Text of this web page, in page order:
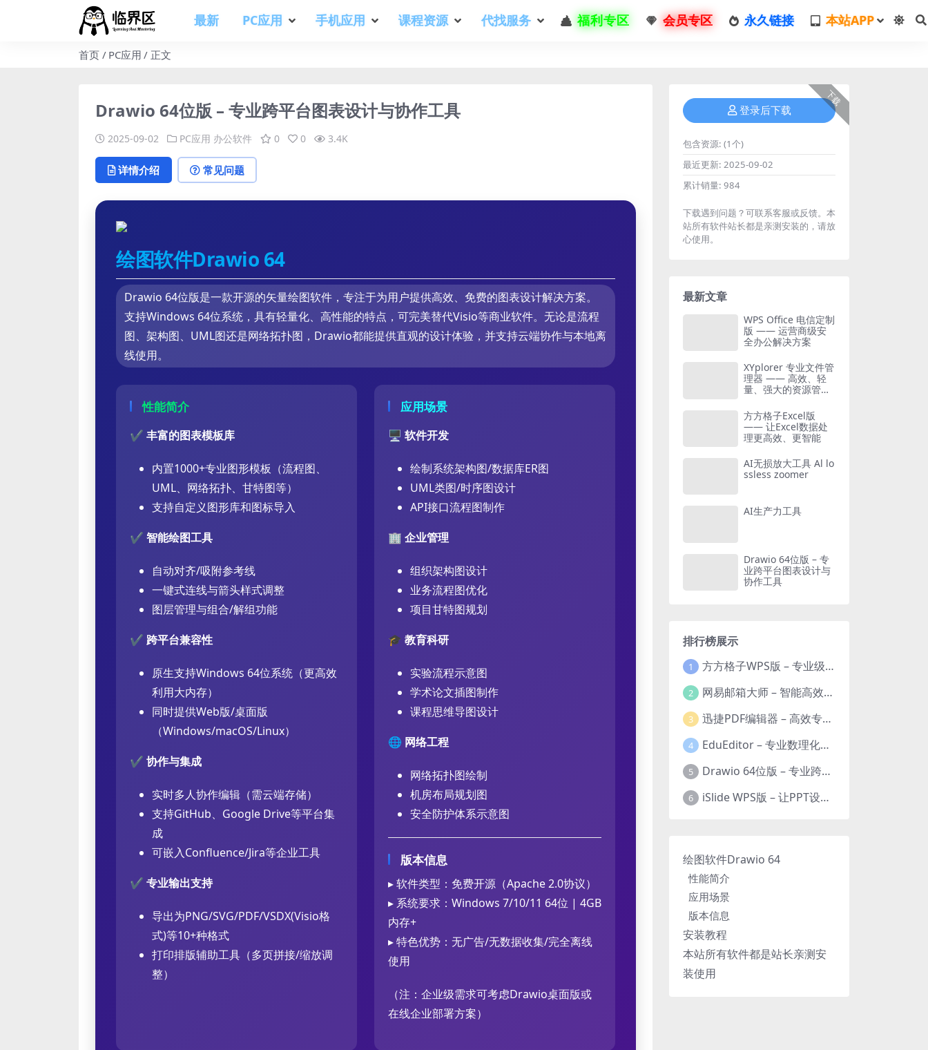
最新 PC应用 手机应用 课程资源 代找服务 福利专区 会员专区 永久链接 本站APP
首页 PC应用 正文
Drawio 64位版 – 专业跨平台图表设计与协作工具
2025-09-02 PC应用 办公软件 0 0 3.4K
详情介绍 常见问题
绘图软件Drawio 64
Drawio 64位版是一款开源的矢量绘图软件，专注于为用户提供高效、免费的图表设计解决方案。
支持Windows 64位系统，具有轻量化、高性能的特点，可完美替代Visio等商业软件。无论是流程
图、架构图、UML图还是网络拓扑图，Drawio都能提供直观的设计体验，并支持云端协作与本地离
线使用。
性能简介
✔ 丰富的图表模板库
内置1000+专业图形模板（流程图、
UML、网络拓扑、甘特图等）
支持自定义图形库和图标导入
✔ 智能绘图工具
自动对齐/吸附参考线
一键式连线与箭头样式调整
图层管理与组合/解组功能
✔ 跨平台兼容性
原生支持Windows 64位系统（更高效
利用大内存）
同时提供Web版/桌面版
（Windows/macOS/Linux）
✔ 协作与集成
实时多人协作编辑（需云端存储）
支持GitHub、Google Drive等平台集
成
可嵌入Confluence/Jira等企业工具
✔ 专业输出支持
导出为PNG/SVG/PDF/VSDX(Visio格
式)等10+种格式
打印排版辅助工具（多页拼接/缩放调
整）
应用场景
🖥️ 软件开发
绘制系统架构图/数据库ER图
UML类图/时序图设计
API接口流程图制作
🏢 企业管理
组织架构图设计
业务流程图优化
项目甘特图规划
🎓 教育科研
实验流程示意图
学术论文插图制作
课程思维导图设计
🌐 网络工程
网络拓扑图绘制
机房布局规划图
安全防护体系示意图
版本信息
▸ 软件类型：免费开源（Apache 2.0协议）
▸ 系统要求：Windows 7/10/11 64位 | 4GB
内存+
▸ 特色优势：无广告/无数据收集/完全离线
使用
（注：企业级需求可考虑Drawio桌面版或
在线企业部署方案）
下载
登录后下载
包含资源: (1个)
最近更新: 2025-09-02
累计销量: 984
下载遇到问题？可联系客服或反馈。本
站所有软件站长都是亲测安装的，请放
心使用。
最新文章
WPS Office 电信定制
版 —— 运营商级安
全办公解决方案
XYplorer 专业文件管
理器 —— 高效、轻
量、强大的资源管理
方方格子Excel版
—— 让Excel数据处
理更高效、更智能
AI无损放大工具 Al lo
ssless zoomer
AI生产力工具
Drawio 64位版 – 专
业跨平台图表设计与
协作工具
排行榜展示
1 方方格子WPS版 – 专业级Excel/WPS表格效率增强插件
2 网易邮箱大师 – 智能高效的全平台邮箱管理专家
3 迅捷PDF编辑器 – 高效专业的PDF编辑与格式处理工具
4 EduEditor – 专业数理化公式与科学文档编辑器
5 Drawio 64位版 – 专业跨平台图表设计与协作工具
6 iSlide WPS版 – 让PPT设计效率提升10倍的专业插件
绘图软件Drawio 64
性能简介
应用场景
版本信息
安装教程
本站所有软件都是站长亲测安
装使用